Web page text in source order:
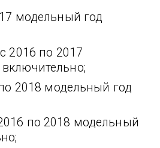
модельный год
2016 по 2017
2018 модельный год
по 2018 модельный